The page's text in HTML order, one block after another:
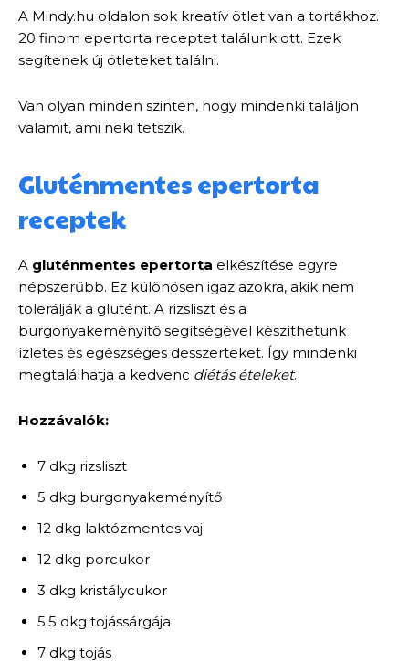
A Mindy.hu oldalon sok kreatív ötlet van a tortákhoz.
20 finom epertorta receptet találunk ott. Ezek
segítenek új ötleteket találni.
Van olyan minden szinten, hogy mindenki találjon
valamit, ami neki tetszik.
Gluténmentes epertorta
receptek
A gluténmentes epertorta elkészítése egyre
népszerűbb. Ez különösen igaz azokra, akik nem
tolerálják a glutént. A rizsliszt és a
burgonyakeményítő segítségével készíthetünk
ízletes és egészséges desszerteket. Így mindenki
megtalálhatja a kedvenc diétás ételeket.
Hozzávalók:
7 dkg rizsliszt
5 dkg burgonyakeményítő
12 dkg laktózmentes vaj
12 dkg porcukor
3 dkg kristálycukor
5.5 dkg tojássárgája
7 dkg tojás